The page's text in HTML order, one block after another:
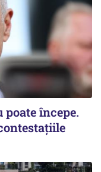
poate începe.